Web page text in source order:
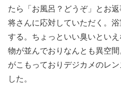
たら「お風呂？どうぞ」とお
将さんに応対していただく。
する。ちょっといい臭いとい
物が並んでおりなんとも異空
がこもっておりデジカメのレ
した。